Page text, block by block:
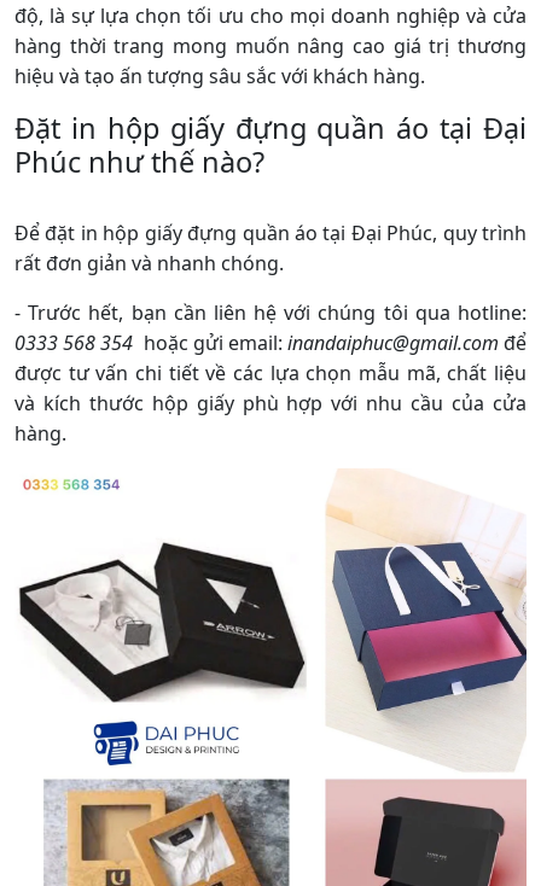
độ, là sự lựa chọn tối ưu cho mọi doanh nghiệp và cửa
hàng thời trang mong muốn nâng cao giá trị thương
hiệu và tạo ấn tượng sâu sắc với khách hàng.
Đặt in hộp giấy đựng quần áo tại Đại
Phúc như thế nào?
Để đặt in hộp giấy đựng quần áo tại Đại Phúc, quy trình
rất đơn giản và nhanh chóng.
- Trước hết, bạn cần liên hệ với chúng tôi qua hotline:
0333 568 354 hoặc gửi email: inandaiphuc@gmail.com để
được tư vấn chi tiết về các lựa chọn mẫu mã, chất liệu
và kích thước hộp giấy phù hợp với nhu cầu của cửa
hàng.